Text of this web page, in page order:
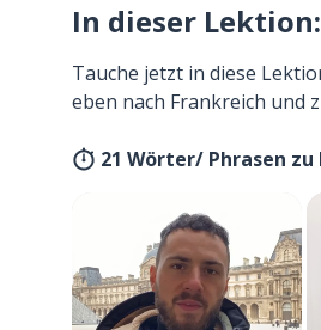
In dieser Lektion:
Tauche jetzt in diese
eben nach Frankreich und
21 Wörter/ Phrasen zu